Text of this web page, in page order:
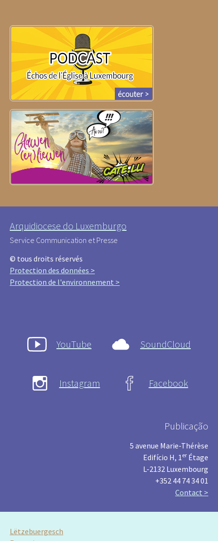
Arquidiocese do Luxemburgo
Service Communication et Presse
© tous droits réservés
Protection des données >
Protection de l'environnement >
YouTube SoundCloud
Instagram Facebook
Publicação
5 avenue Marie-Thérèse
Edifício H, 1 er Étage
L-2132 Luxembourg
+352 44 74 34 01
Contact >
Lëtzebuergesch